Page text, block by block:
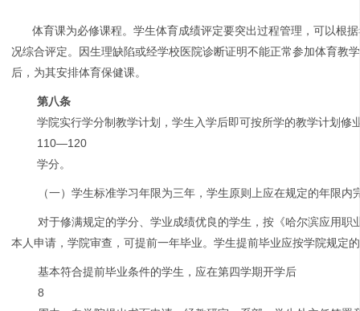
体育课为必修课程。学生体育成绩评定要突出过程管理，可以根
况综合评定。因生理缺陷或经学校医院诊断证明不能正常参加体育教
后，为其安排体育保健课。
第八条
学院实行学分制教学计划，学生入学后即可按所学的教学计划修
110—120
学分。
（一）学生标准学习年限为三年，学生原则上应在规定的年限
对于修满规定的学分、学业成绩优良的学生，按《哈尔滨应用
本人申请，学院审查，可提前一年毕业。学生提前毕业应按学院规定
基本符合提前毕业条件的学生，应在第四学期开学后
8